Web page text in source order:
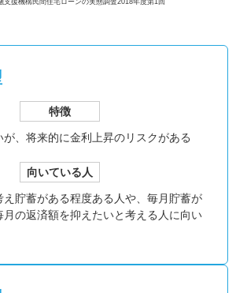
支援機構民間住宅ローンの実態調査2018年度第1回
特徴
、 将来的に金利上昇のリスクがある
向いている人
え貯蓄がある程度ある人や、毎月貯蓄が
月の返済額を抑えたいと考える人に向い